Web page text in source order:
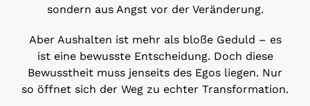
sondern aus Angst vor der Veränderung.
Aber Aushalten ist mehr als bloße Geduld – es
ist eine bewusste Entscheidung. Doch diese
Bewusstheit muss jenseits des Egos liegen. Nur
so öffnet sich der Weg zu echter Transformation.